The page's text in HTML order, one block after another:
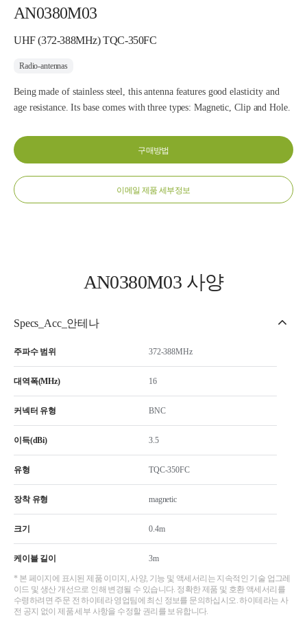
AN0380M03
UHF (372-388MHz) TQC-350FC
Radio-antennas
Being made of stainless steel, this antenna features good elasticity and
age resistance. Its base comes with three types: Magnetic, Clip and Hole.
구매방법
이메일 제품 세부정보
AN0380M03 사양
Specs_Acc_안테나
주파수 범위 372-388MHz
대역폭(MHz) 16
커넥터 유형 BNC
이득(dBi) 3.5
유형 TQC-350FC
장착 유형 magnetic
크기 0.4m
케이블 길이 3m
* 본 페이지에 표시된 제품 이미지, 사양, 기능 및 액세서리는 지속적인 기술 업그레
이드 및 생산 개선으로 인해 변경될 수 있습니다. 정확한 제품 및 호환 액세서리를
수령하려면 주문 전 하이테라 영업팀에 최신 정보를 문의하십시오. 하이테라는 사
전 공지 없이 제품 세부 사항을 수정할 권리를 보유합니다.